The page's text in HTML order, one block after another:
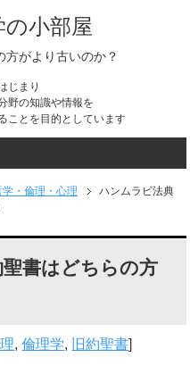
の小部屋
がより古いのか？
じまり
野の知識や情報を
ことを目的としています
学・倫理・心理
ハンムラビ法典
書はどちらの方
,倫理学, 旧約聖書]